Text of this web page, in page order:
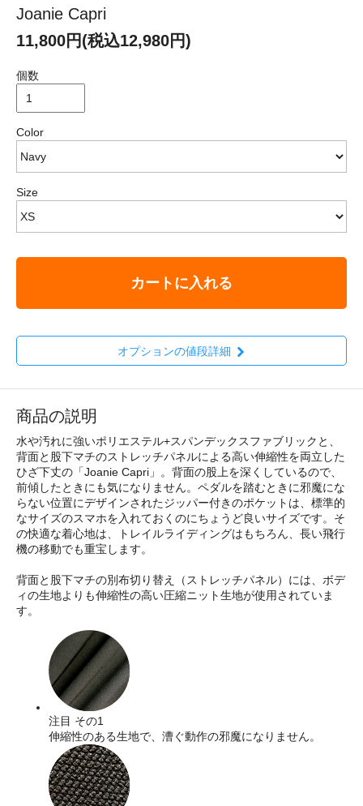
Joanie Capri
11,800円(税込12,980円)
個数
Color
Size
カートに入れる
オプションの値段詳細
商品の説明
水や汚れに強いポリエステル+スパンデックスファブリックと、
背面と股下マチのストレッチパネルによる高い伸縮性を両立した
ひざ下丈の「Joanie Capri」。背面の股上を深くしているので、
前傾したときにも気になりません。ペダルを踏むときに邪魔にな
らない位置にデザインされたジッパー付きのポケットは、標準的
なサイズのスマホを入れておくのにちょうど良いサイズです。そ
の快適な着心地は、トレイルライディングはもちろん、長い飛行
機の移動でも重宝します。
背面と股下マチの別布切り替え（ストレッチパネル）には、ボデ
ィの生地よりも伸縮性の高い圧縮ニット生地が使用されていま
す。
注目 その1
伸縮性のある生地で、漕ぐ動作の邪魔になりません。